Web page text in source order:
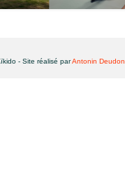
- Site réalisé parAntonin Deudon